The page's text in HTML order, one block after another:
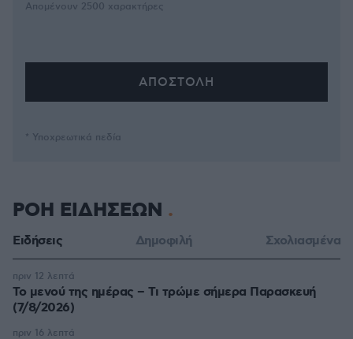
Απομένουν 2500 χαρακτήρες
* Υποχρεωτικά πεδία
ΡΟΗ ΕΙΔΗΣΕΩΝ
Ειδήσεις Δημοφιλή Σχολιασμένα
Το μενού της ημέρας – Τι τρώμε σήμερα Παρασκευή
(7/8/2026)
πριν 12 λεπτά
πριν 16 λεπτά